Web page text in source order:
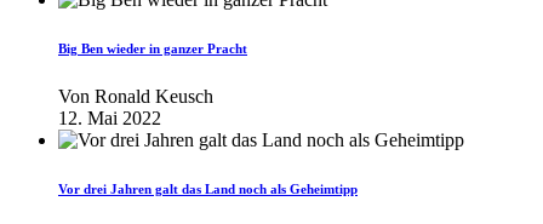
Big Ben wieder in ganzer Pracht
Von Ronald Keusch
12. Mai 2022
Vor drei Jahren galt das Land noch als Geheimtipp